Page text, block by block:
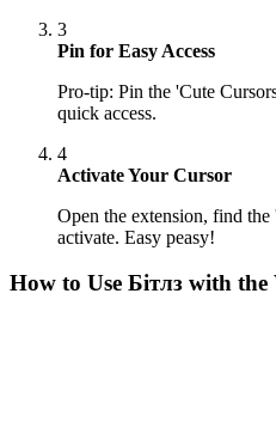
3
Pin for Easy Access
Pro-tip: Pin the 'Cute
quick access.
4
Activate Your Cursor
Open the extension, find the
activate. Easy peasy!
How to Use Бітлз with the